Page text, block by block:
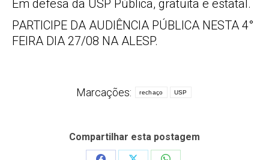
Em defesa da USP Pública, gratuita e estatal.
PARTICIPE DA AUDIÊNCIA PÚBLICA NESTA 4°
FEIRA DIA 27/08 NA ALESP.
Marcações: rechaço USP
Compartilhar esta postagem